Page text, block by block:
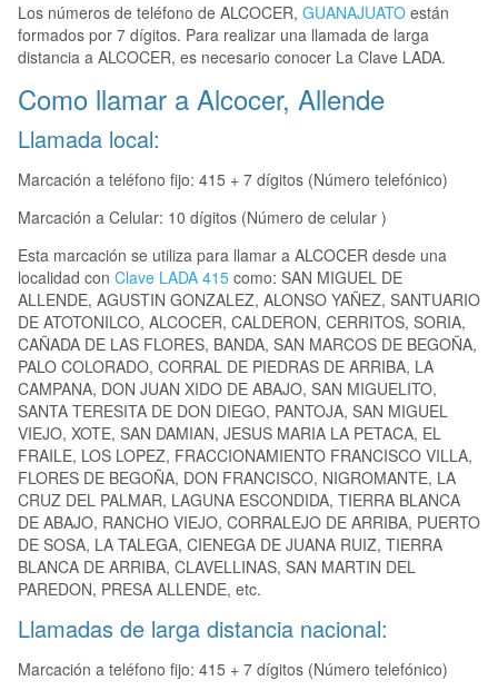
Los números de teléfono de ALCOCER, GUANAJUATO están
formados por 7 dígitos. Para realizar una llamada de larga
distancia a ALCOCER, es necesario conocer La Clave LADA.
Como llamar a Alcocer, Allende
Llamada local:
Marcación a teléfono fijo: 415 + 7 dígitos (Número telefónico)
Marcación a Celular: 10 dígitos (Número de celular )
Esta marcación se utiliza para llamar a ALCOCER desde una
localidad con Clave LADA 415 como: SAN MIGUEL DE
ALLENDE, AGUSTIN GONZALEZ, ALONSO YAÑEZ, SANTUARIO
DE ATOTONILCO, ALCOCER, CALDERON, CERRITOS, SORIA,
CAÑADA DE LAS FLORES, BANDA, SAN MARCOS DE BEGOÑA,
PALO COLORADO, CORRAL DE PIEDRAS DE ARRIBA, LA
CAMPANA, DON JUAN XIDO DE ABAJO, SAN MIGUELITO,
SANTA TERESITA DE DON DIEGO, PANTOJA, SAN MIGUEL
VIEJO, XOTE, SAN DAMIAN, JESUS MARIA LA PETACA, EL
FRAILE, LOS LOPEZ, FRACCIONAMIENTO FRANCISCO VILLA,
FLORES DE BEGOÑA, DON FRANCISCO, NIGROMANTE, LA
CRUZ DEL PALMAR, LAGUNA ESCONDIDA, TIERRA BLANCA
DE ABAJO, RANCHO VIEJO, CORRALEJO DE ARRIBA, PUERTO
DE SOSA, LA TALEGA, CIENEGA DE JUANA RUIZ, TIERRA
BLANCA DE ARRIBA, CLAVELLINAS, SAN MARTIN DEL
PAREDON, PRESA ALLENDE, etc.
Llamadas de larga distancia nacional:
Marcación a teléfono fijo: 415 + 7 dígitos (Número telefónico)